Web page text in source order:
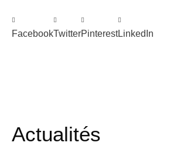
FacebookTwitterPinterestLinkedIn
Actualités